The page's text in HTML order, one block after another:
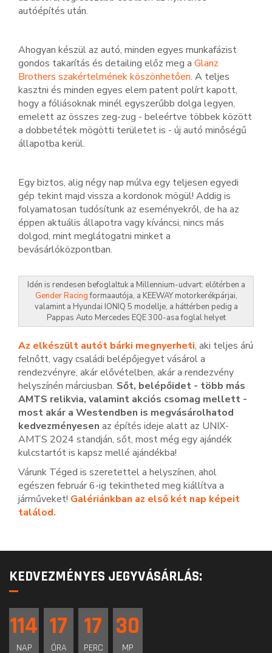
autóépítés után.
Ahogyan készül az autó, minden egyes munkafázist
gondos takarítás és detailing előz meg a Glanz
Brothers szakértelmének köszönhetően. A teljes
kasztni és minden egyes elem patent polírt kapott,
hogy a fóliásoknak minél egyszerűbb dolga legyen,
emelett az összes zeg-zug - beleértve többek között
a dobbetétek mögötti területet is - új autó minőségű
állapotba kerül.
Egy biztos, alig négy nap múlva egy teljesen egyedi
gép tekint majd vissza a kordonok mögül! Addig is
folyamatosan tudósítunk az eseményekről, de ha az
éppen aktuális állapotra vagy kíváncsi, nincs más
dolgod, mint meglátogatni minket a
bevásárlóközpontban.
Idén is rendesen befoglaltuk a Millennium-udvart: előtérben a
Gender Racingformaautója, a KEEWAY motorkerékpárjai,
valamint a Hyundai IONIQ 5 modellje, a háttérben pedig a
Pappas Auto Mercedes EQE 300-asa foglal helyet
Az elkészült autót bárki megnyerheti, aki teljes árú
felnőtt, vagy családi belépőjegyet vásárol a
rendezvényre, akár elővételben, akár a rendezvény
helyszínén márciusban. Sőt, belépőidet - több más
AMTS relikvia, valamint akciós csomag mellett -
most akár a Westendben is megvásárolhatod
kedvezményesen az építés ideje alatt az UNIX-
AMTS 2024 standján, sőt, most még egy ajándék
kulcstartót is kapsz mellé ajándékba!
Várunk Téged is szeretettel a helyszínen, ahol
egészen február 6-ig tekintheted meg kiállítva a
járműveket! Galériánkban az első két nap képeit
találod.
KEDVEZMÉNYES JEGYVÁSÁRLÁS:
114
NAP
17
ÓRA
17
PERC
30
MP